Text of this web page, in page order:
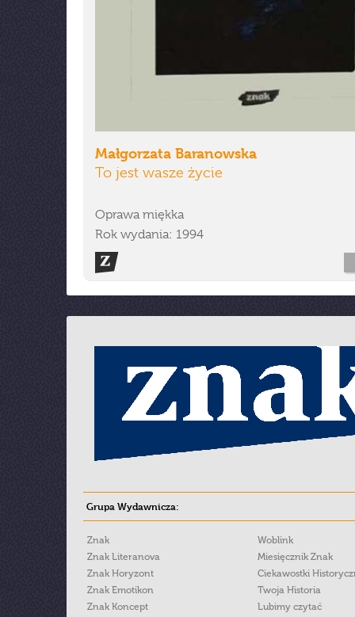
Małgorzata Baranowska
To jest wasze życie
Oprawa miękka
Rok wydania: 1994
Grupa Wydawnicza:
Znak
Znak Literanova
Znak Horyzont
Znak Emotikon
Znak Koncept
Woblink
Miesięcznik Znak
Ciekawostki
Twoja Historia
Lubimy czytać